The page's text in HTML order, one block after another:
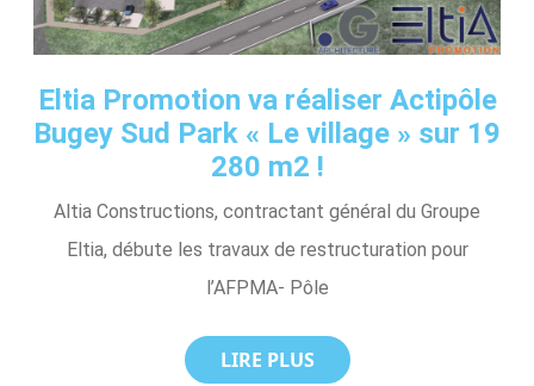
Eltia Promotion va réaliser Actipôle
Bugey Sud Park « Le village » sur 19
280 m2 !
Altia Constructions, contractant général du Groupe
Eltia, débute les travaux de restructuration pour
l’AFPMA- Pôle
LIRE PLUS